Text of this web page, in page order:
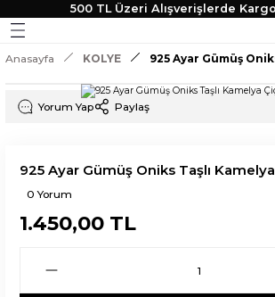
500 TL Üzeri Alışverişlerde
Geri Dön
Geri Dön
Geri Dön
Geri Dön
TAKI
Anasayfa KOLYE 925 Ayar Gümüş
Yorum Yap Paylaş
925 Ayar Gümüş Oniks Taşlı
0 Yorum
1.450,00 TL